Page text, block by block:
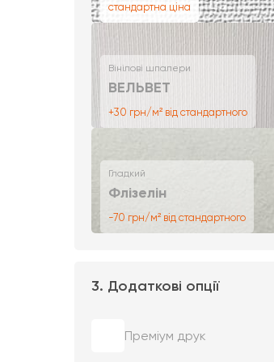
стандартна ціна
Вінілові шпалери
ВЕЛЬВЕТ
+30 грн/м² від стандартного
Гладкий
Флізелін
-70 грн/м² від стандартного
3. Додаткові опції
Преміум друк